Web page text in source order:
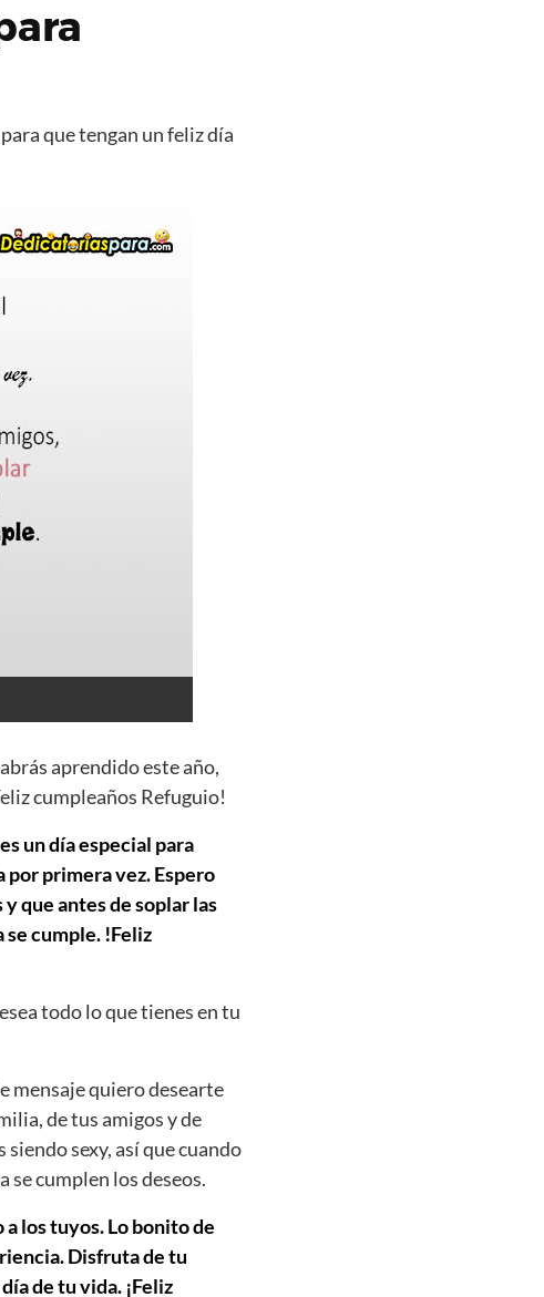
que tengan un feliz día
aprendido este año,
cumpleaños Refuguio!
un día especial para
por primera vez. Espero
que antes de soplar las
se cumple. !Feliz
todo lo que tienes en tu
mensaje quiero desearte
de tus amigos y de
sexy, así que cuando
se cumplen los deseos.
a los tuyos. Lo bonito de
Disfruta de tu
de tu vida. ¡Feliz